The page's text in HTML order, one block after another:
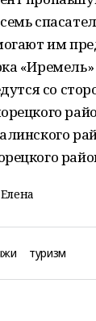
им
со
туризм